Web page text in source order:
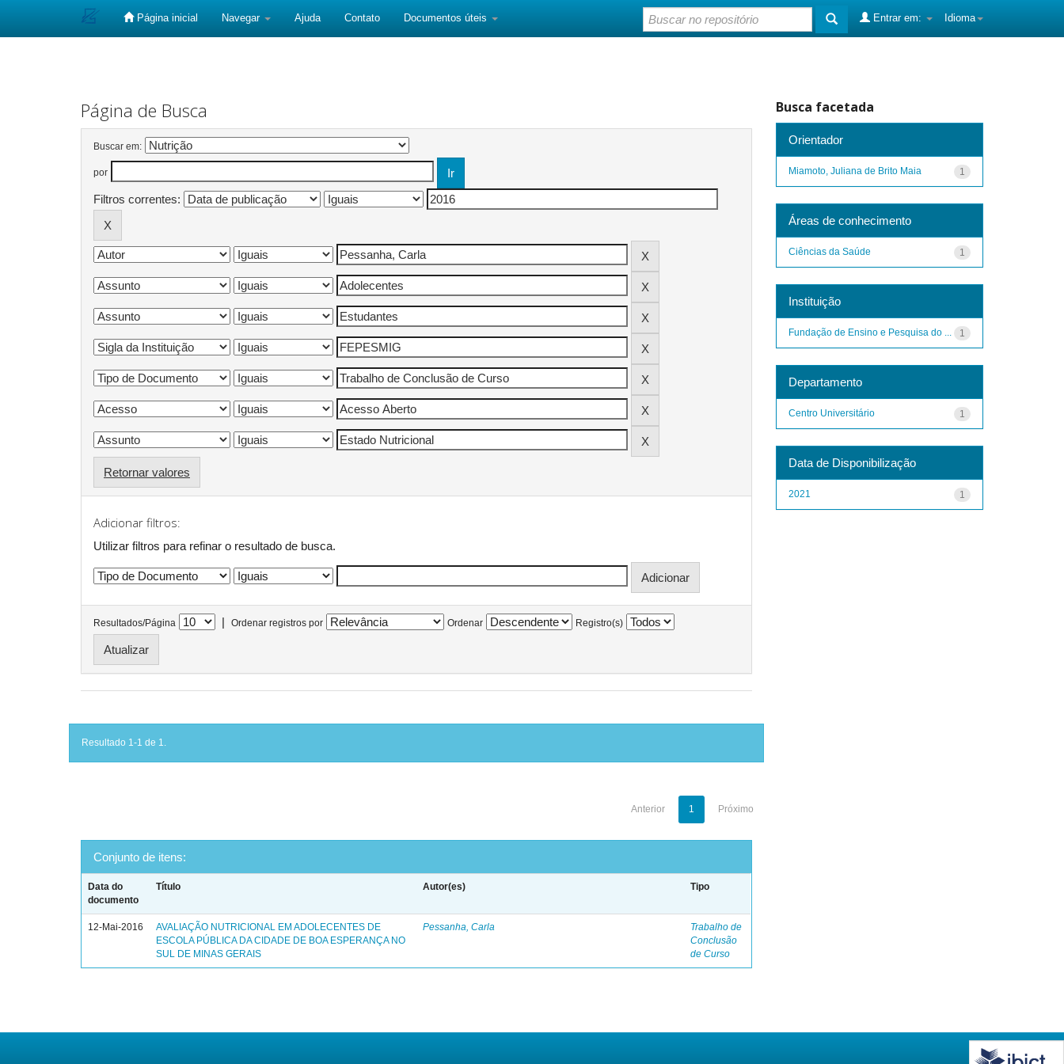
Página inicial Navegar Ajuda Contato Documentos úteis Idioma
Entrar em:
Página de Busca
Buscar em:
por
Filtros correntes:
Retornar valores
Adicionar filtros:
Utilizar filtros para refinar o resultado de busca.
Resultados/Página | Ordenar registros por Ordenar Registro(s)
Resultado 1-1 de 1.
Anterior 1 Próximo
Conjunto de itens:
Data do
documento
Título Autor(es) Tipo
12-Mai-2016
AVALIAÇÃO NUTRICIONAL EM ADOLECENTES DE
ESCOLA PÚBLICA DA CIDADE DE BOA ESPERANÇA NO
SUL DE MINAS GERAIS
Pessanha, Carla
Trabalho de
Conclusão
de Curso
Busca facetada
Orientador
1
Miamoto, Juliana de Brito Maia
Áreas de conhecimento
1
Ciências da Saúde
Instituição
1
Fundação de Ensino e Pesquisa do ...
Departamento
1
Centro Universitário
Data de Disponibilização
1
2021